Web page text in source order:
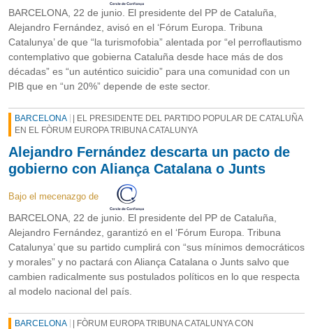
BARCELONA, 22 de junio. El presidente del PP de Cataluña,
Alejandro Fernández, avisó en el ‘Fórum Europa. Tribuna
Catalunya’ de que “la turismofobia” alentada por “el perroflautismo
contemplativo que gobierna Cataluña desde hace más de dos
décadas” es “un auténtico suicidio” para una comunidad con un
PIB que en “un 20%” depende de este sector.
BARCELONA
| EL PRESIDENTE DEL PARTIDO POPULAR DE CATALUÑA
EN EL FÒRUM EUROPA TRIBUNA CATALUNYA
Alejandro Fernández descarta un pacto de
gobierno con Aliança Catalana o Junts
Bajo el mecenazgo de
BARCELONA, 22 de junio. El presidente del PP de Cataluña,
Alejandro Fernández, garantizó en el ‘Fórum Europa. Tribuna
Catalunya’ que su partido cumplirá con “sus mínimos democráticos
y morales” y no pactará con Aliança Catalana o Junts salvo que
cambien radicalmente sus postulados políticos en lo que respecta
al modelo nacional del país.
BARCELONA
| FÒRUM EUROPA TRIBUNA CATALUNYA CON